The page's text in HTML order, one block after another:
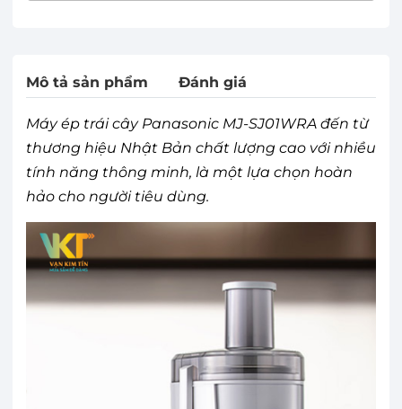
Mô tả sản phẩm Đánh giá
Máy ép trái cây Panasonic MJ-SJ01WRA đến từ
thương hiệu Nhật Bản chất lượng cao với nhiều
tính năng thông minh, là một lựa chọn hoàn
hảo cho người tiêu dùng.